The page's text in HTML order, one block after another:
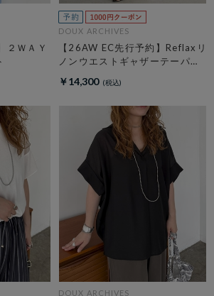
２ＷＡＹ
DOUX ARCHIVES
【26AW EC先行予約】Reflaxリ
ノンウエストギャザーテーパー
￥14,300
DOUX ARCHIVES